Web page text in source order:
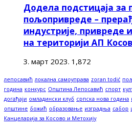
Додела подстицаја за
пољопривреде –
индустрије, привреде
на територији АП
3. март 2023. 1,872
лепосавић локална самоуправа zoran todić
година конкурс Општина Лепосавић спорт
догађаји омладински клуб српска нова година
општине божић образовање изградња сабор
Канцеларија за Косово и Метохију